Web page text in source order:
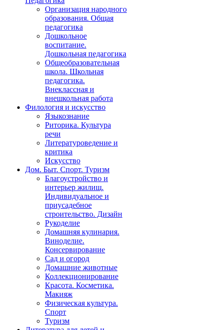
Организация народного
образования. Общая
педагогика
Дошкольное
воспитание.
Дошкольная педагогика
Общеобразовательная
школа. Школьная
педагогика.
Внеклассная и
внешкольная работа
Филология и искусство
Языкознание
Риторика. Культура
речи
Литературоведение и
критика
Искусство
Дом. Быт. Спорт. Туризм
Благоустройство и
интерьер жилищ.
Индивидуальное и
приусадебное
строительство. Дизайн
Рукоделие
Домашняя кулинария.
Виноделие.
Консервирование
Сад и огород
Домашние животные
Коллекционирование
Красота. Косметика.
Макияж
Физическая культура.
Спорт
Туризм